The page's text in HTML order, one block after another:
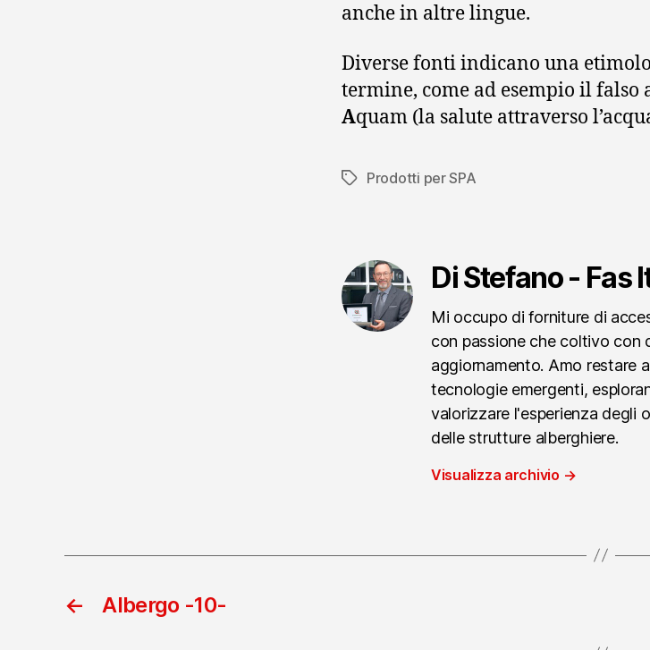
anche in altre lingue.
Diverse fonti indicano una
termine, come ad esempio il falso
Aquam (la salute attraverso
Tag Prodotti per SPA
Di Stefano - Fas
Mi occupo di forniture di
con passione che coltivo con
aggiornamento. Amo restare
tecnologie emergenti,
valorizzare l'esperienza degli
delle strutture alberghiere.
Visualizza archivio →
← Albergo -10-